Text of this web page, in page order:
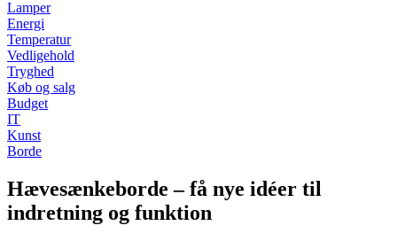
Lamper
Energi
Temperatur
Vedligehold
Tryghed
Køb og salg
Budget
IT
Kunst
Borde
Hævesænkeborde – få nye idéer til
indretning og funktion